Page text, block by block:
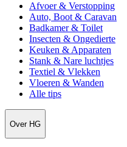
Afvoer & Verstopping
Auto, Boot & Caravan
Badkamer & Toilet
Insecten & Ongedierte
Keuken & Apparaten
Stank & Nare luchtjes
Textiel & Vlekken
Vloeren & Wanden
Alle tips
Over HG